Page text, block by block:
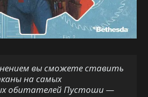
вы сможете ставить
на самых
обитателей Пустоши —